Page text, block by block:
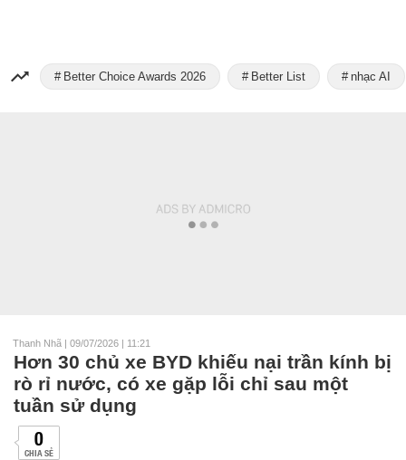
Better Choice Awards 2026 Better List nhạc AI
Thanh Nhã | 09/07/2026 | 11:21
Hơn 30 chủ xe BYD khiếu nại trần kính bị
rò rỉ nước, có xe gặp lỗi chỉ sau một
tuần sử dụng
0
CHIA SẺ